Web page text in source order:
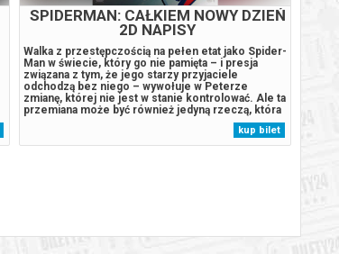
SPIDERMAN: CAŁKIEM NOWY DZIEŃ
2D NAPISY
Walka z przestępczością na pełen etat jako Spider-
Man w świecie, który go nie pamięta – i presja
związana z tym, że jego starzy przyjaciele
odchodzą bez niego – wywołuje w Peterze
zmianę, której nie jest w stanie kontrolować. Ale ta
przemiana może być również jedyną rzeczą, która
powstrzyma nowe zagrożenie dla miasta i jego
bliskich. Świat może i zapomniał o Peterze
Parkerze, ale on nie zapomniał o...
kup bilet